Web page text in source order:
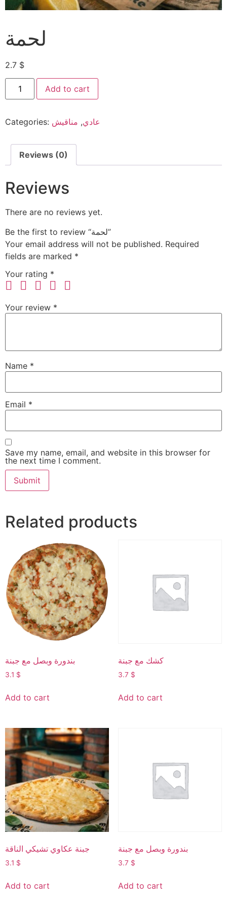
لحمة
2.7 $
Add to cart
Categories: عادي, مناقيش
Reviews (0)
Reviews
There are no reviews yet.
Be the first to review “لحمة”
Your email address will not be published. Required
fields are marked *
Your rating *
Your review *
Name *
Email *
Save my name, email, and website in this browser for
the next time I comment.
Related products
بندورة وبصل مع جبنة
3.1 $
Add to cart
كشك مع جبنة
3.7 $
Add to cart
جبنة عكاوي تشيكي الناقة
3.1 $
Add to cart
بندورة وبصل مع جبنة
3.7 $
Add to cart